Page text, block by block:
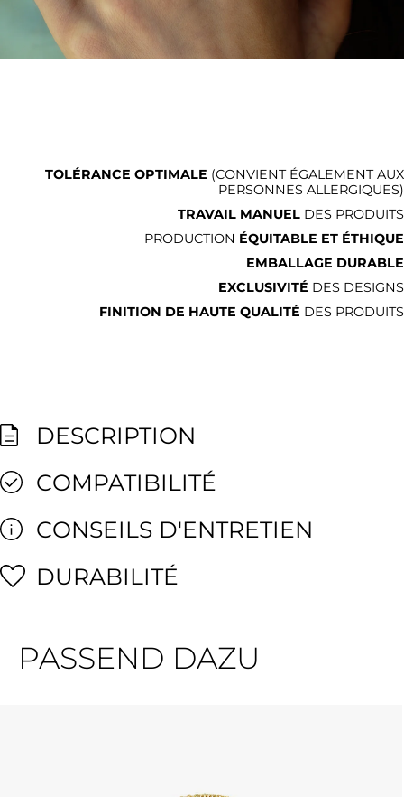
TOLÉRANCE OPTIMALE (CONVIENT ÉGALEMENT AUX
PERSONNES ALLERGIQUES)
TRAVAIL MANUEL DES PRODUITS
PRODUCTION ÉQUITABLE ET ÉTHIQUE
EMBALLAGE DURABLE
EXCLUSIVITÉ DES DESIGNS
FINITION DE HAUTE QUALITÉ DES PRODUITS
DESCRIPTION
COMPATIBILITÉ
CONSEILS D'ENTRETIEN
DURABILITÉ
PASSEND DAZU